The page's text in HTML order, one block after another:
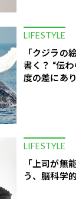
LIFESTYLE
「クジラの
書く？ “伝
度の差にあり
LIFESTYLE
「上司が無
う、脳科学